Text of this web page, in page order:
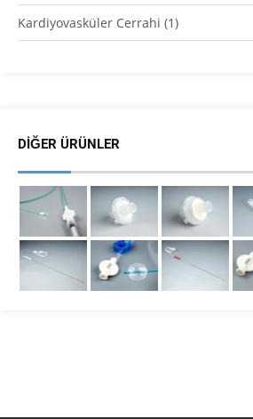
Kardiyovasküler Cerrahi (1)
DIĞER ÜRÜNLER